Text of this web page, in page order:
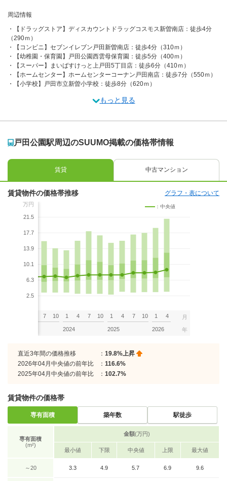
周辺情報
【ドラッグストア】ディスカウントドラッグコスモス新曽南店：徒歩4分
（290ｍ）
【コンビニ】セブンイレブン戸田新曽南店：徒歩4分（310ｍ）
【幼稚園・保育園】戸田公園西雲母保育園：徒歩5分（400ｍ）
【スーパー】まいばすけっと上戸田5丁目店：徒歩6分（410ｍ）
【ホームセンター】ホームセンターコーナン戸田南店：徒歩7分（550ｍ）
【小学校】戸田市立新曽小学校：徒歩8分（620ｍ）
もっと見る
戸田公園駅周辺のSUUMO掲載の価格帯情報
賃貸 中古マンション
賃貸物件の価格帯推移 グラフ・表について
万円
21.5
17.7
13.9
10.1
6.3
2.5
：中央値
7 10 1 4 7 10
2024
1 4 7 10
2025
1 4
2026
月
年
直近3年間の価格推移 ： 19.8%上昇
2026年04月中央値の前年比
： 116.6%
2025年04月中央値の前年比
： 102.7%
賃貸物件の価格帯
専有面積 築年数 駅徒歩
専有面積
(m²)
金額(万円)
最小値 下限 中央値 上限 最大値
～20 3.3 4.9 5.7 6.9 9.6